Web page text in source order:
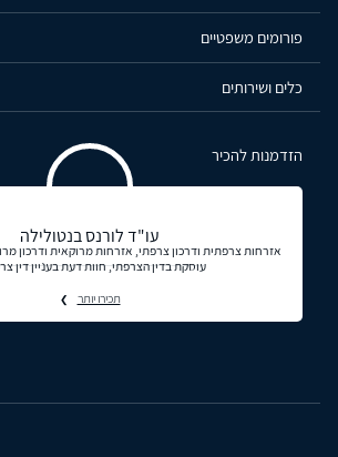
פורומים משפטיים
כלים ושירותים
הזדמנות להכיר
עו"ד לורנס בנטולילה
אזרחות צרפתית ודרכון צרפתי, אזרחות מרוקאית ודרכון
עוסקת בדין הצרפתי, חוות דעת בעניין דין
תכירו יותר